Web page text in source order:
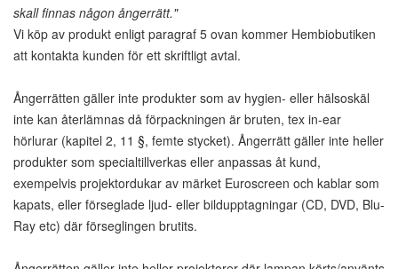
skall finnas någon ångerrätt."
Vi köp av produkt enligt paragraf 5 ovan kommer Hembiobutiken
att kontakta kunden för ett skriftligt avtal.
Ångerrätten gäller inte produkter som av hygien- eller hälsoskäl
inte kan återlämnas då förpackningen är bruten, tex in-ear
hörlurar (kapitel 2, 11 §, femte stycket). Ångerrätt gäller inte heller
produkter som specialtillverkas eller anpassas åt kund,
exempelvis projektordukar av märket Euroscreen och kablar som
kapats, eller förseglade ljud- eller bildupptagningar (CD, DVD, Blu-
Ray etc) där förseglingen brutits.